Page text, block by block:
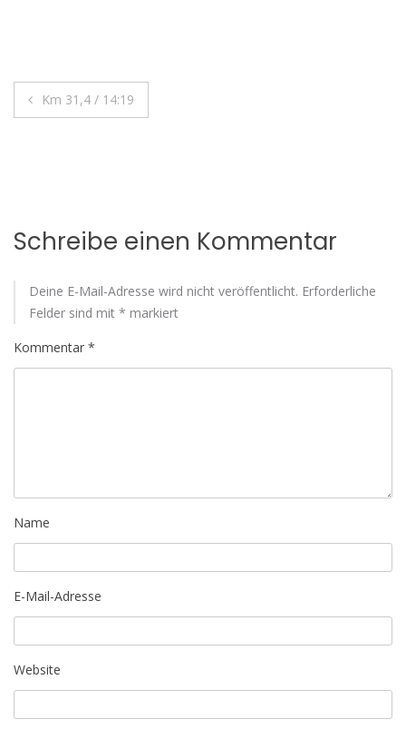
Beitragsnavigation
Km 31,4 / 14:19
Schreibe einen Kommentar
Deine E-Mail-Adresse wird nicht veröffentlicht. Erforderliche
Felder sind mit * markiert
Kommentar *
Name
E-Mail-Adresse
Website